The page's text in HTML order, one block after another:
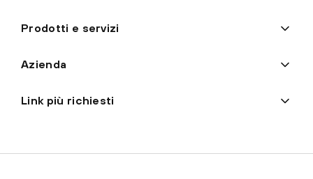
Prodotti e servizi
Azienda
Link più richiesti